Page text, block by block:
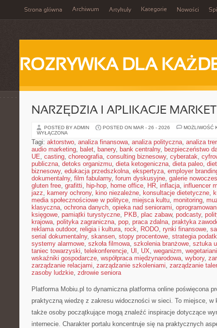
Strona główna Archiwum Artykuły Kategorie Nowości
ROZRYWKA DLA
NARZĘDZIA I APLIKACJE
POSTED BY ADMIN POSTED ON MAR - 26 - 2026
MOŻLIWOŚĆ
WYŁĄCZONA
Tagi: aktorstwo, analiza finansowa, analiza polityczna, analiza
audio marketing, balet, banery, bank centralny, bezpieczeństwo
UE, casting, choreografia, consulting biznesowy, cyberatak,
publiczna, detoks organizmu, dieta ketogeniczna, dieta paleo,
biznesowy, edukacja przedszkolna, ekspertyza, employer
dokumentalny, film fabularny, forum dyskusyjne, galerie
gluten free, grafitti, hip-hop, home office, HR, inflacja, influencer
jazz, kamery ochrony, kino niezależne, konsultacje dietetyczne,
media społecznościowe w polityce, miejsca kultu, monitoring,
klasyczna, ochrona danych, opieka nad seniorami,
księgowe, pamiątki turystyczne, PKB, plac zabaw, podcasty,
krajowa, polityka zagraniczna, pop, praca zdalna, praktyka
reklama outdoor, religia i kultura, rock, RODO, rynki finansowe,
serial dokumentalny, skansen, stopy procentowe, strategia
systemy alarmowe, szkoła filmowa, szkolenia branżowe, sztuka
taniec towarzyski, telekonferencje, UI , UX, weganizm,
wskaźniki gospodarcze, współpraca międzynarodowa, wybory,
zarządzanie relacjami, zarządzanie szkoleniami, zarządzanie
zasoby ludzkie, zdrowie seniora
Platforma Mobiu.pl to dynamiczna platforma online poświęcona
praktyczną wiedzę z zakresu widoczności w sieci. To miejsce,
także osoby początkujące mogą znaleźć inspiracje dotyczące
internecie. Charakter portalu koncentruje się na praktycznych